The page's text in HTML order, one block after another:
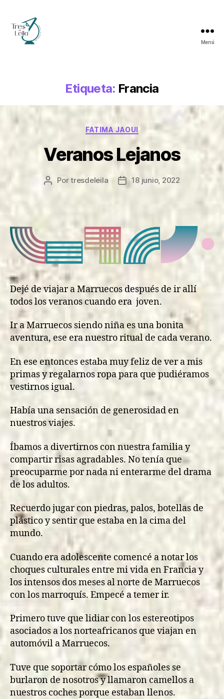
Menú
Etiqueta: Francia
Categorías
FATIMA JAOUI
Veranos Lejanos
Autor
Portresdeleila
Fecha18 junio, 2022
Dejé de viajar a Marruecos después de ir allí
todos los veranos cuando era joven.
Ir a Marruecos siendo niña es una bonita
aventura, ese era nuestro ritual de cada verano.
En ese entonces estaba muy feliz de ver a mis
primas y regalarnos ropa para que pudiéramos
vestirnos igual.
Había una sensación de generosidad en
nuestros viajes.
Íbamos a divertirnos con nuestra familia y
compartir risas agradables. No tenía que
preocuparme por nada ni enterarme del drama
de los adultos.
Recuerdo jugar con piedras, palos, botellas de
plástico y sentir que estaba en la cima del
mundo.
Cuando era adolescente comencé a notar los
choques culturales entre mi vida en Francia y
los intensos dos meses al norte de Marruecos
con los marroquís. Empecé a temer ir.
Primero tuve que lidiar con los estereotipos
asociados a los norteafricanos que viajan en
automóvil a Marruecos.
Tuve que soportar cómo los españoles se
burlaron de nosotros y llamaron camellos a
nuestros coches porque estaban llenos.